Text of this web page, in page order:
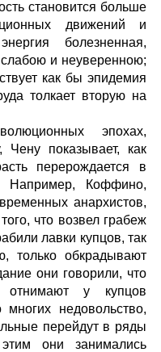
становится больше
движений и
болезненная,
и неуверенною;
как бы эпидемия
толкает вторую на
эпохах,
Чену показывает, как
перерождается в
Например, Коффино,
анархистов,
что возвел грабеж
лавки купцов, так
только обкрадывают
они говорили, что
у купцов
недовольство,
перейдут в ряды
они занимались